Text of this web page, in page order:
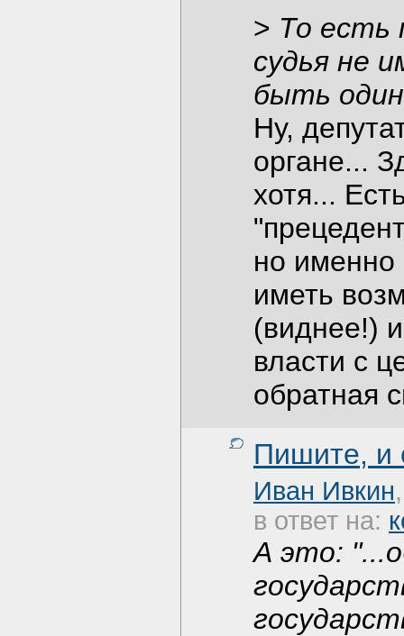
> То есть
судья не
быть
Ну,
органе...
хотя...
но именно
иметь
(виднее!)
власти с
обратная
Пишите, и
Иван Ивкин
в ответ на:
А это: